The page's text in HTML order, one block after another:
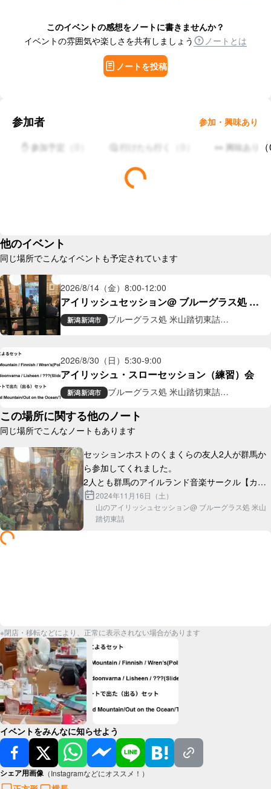
このイベントの感想をノートに書きませんか？
イベントの雰囲気や楽しさを共有しましょう
ノートとは
ノートを投稿
参加者 参加・興味あり
✋ 参加予定 🤔 行けたら行く 👀 興味あり （
他のイベント
同じ場所でこんなイベントも予定されています
2026/8/14（金） 8:00-12:00
アイリッシュセッション@ ブルーグラス処 米
山踏切東詰
新潟新潟市
ブルーグラス処 米山踏切東詰
2026/8/30（日） 5:30-9:00
アイリッシュ・スローセッション（練習）会
新潟新潟市
ブルーグラス処 米山踏切東詰
この場所に関する他のノート
同じ場所でこんなノートもあります
セッションホストのくまくらの友人2人が群馬か
ら参加してくれました。
2人とも群馬のアイルランド音楽サークル【カパ
ルトーン】に所属しており、隣県同士の交流を深
めるいい機会となりました。
2024年11月16日（土）
山のアイリッシュセッション@ ブルーグラス処 米山
踏切東詰
※閉店・移転などにより、正常に表示されない場合があります
イベントをみんなに知らせよう
シェア用画像 （Instagramなどにオススメ！）